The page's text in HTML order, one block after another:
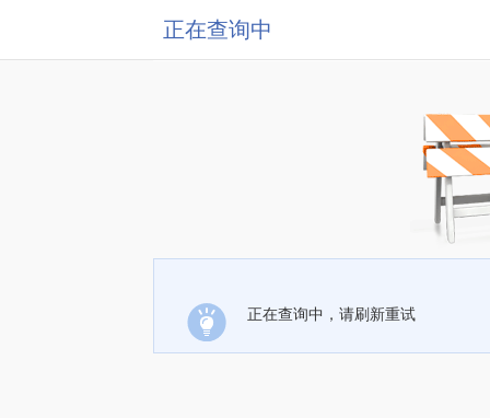
正在查询中
正在查询中，请刷新重试